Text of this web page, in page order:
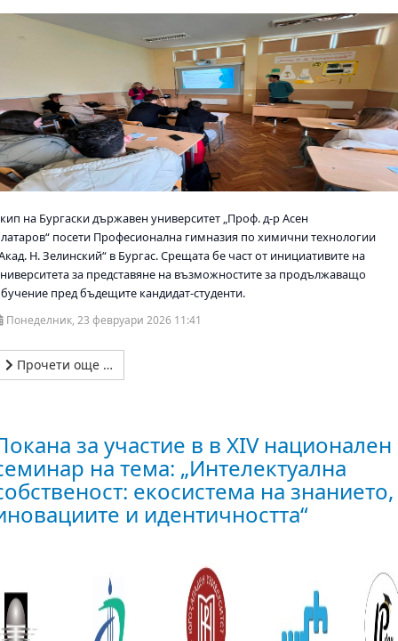
на Бургаски държавен университет „Проф. д-р Асен
посети Професионална гимназия по химични технологии
Н. Зелинский“ в Бургас. Срещата бе част от инициативите на
за представяне на възможностите за продължаващо
пред бъдещите кандидат-студенти.
Понеделник, 23 февруари 2026 11:41
Прочети още …
за участие в в XIV национален
на тема: „Интелектуална
екосистема на знанието,
и идентичността“